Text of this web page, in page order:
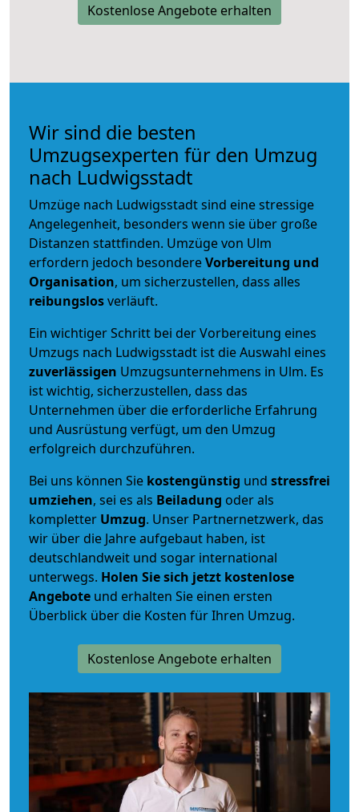
Kostenlose Angebote erhalten
Wir sind die besten
Umzugsexperten für den Umzug
nach Ludwigsstadt
Umzüge nach Ludwigsstadt sind eine stressige
Angelegenheit, besonders wenn sie über große
Distanzen stattfinden. Umzüge von Ulm
erfordern jedoch besondereVorbereitung und
Organisation, um sicherzustellen, dass alles
reibungslosverläuft.
Ein wichtiger Schritt bei der Vorbereitung eines
Umzugs nach Ludwigsstadt ist die Auswahl eines
zuverlässigen Umzugsunternehmens in Ulm. Es
ist wichtig, sicherzustellen, dass das
Unternehmen über die erforderliche Erfahrung
und Ausrüstung verfügt, um den Umzug
erfolgreich durchzuführen.
Bei uns können Sie kostengünstig und stressfrei
umziehen, sei es als Beiladung oder als
kompletter Umzug. Unser Partnernetzwerk, das
wir über die Jahre aufgebaut haben, ist
deutschlandweit und sogar international
unterwegs. Holen Sie sich jetzt kostenlose
Angebote und erhalten Sie einen ersten
Überblick über die Kosten für Ihren Umzug.
Kostenlose Angebote erhalten